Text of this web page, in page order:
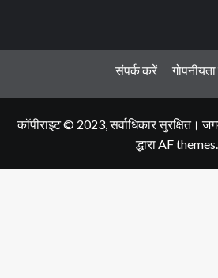
संपर्क करें गोपनीयता
कॉपीराइट © 2023, सर्वाधिकार सुरक्षित।
द्धारा AF themes.